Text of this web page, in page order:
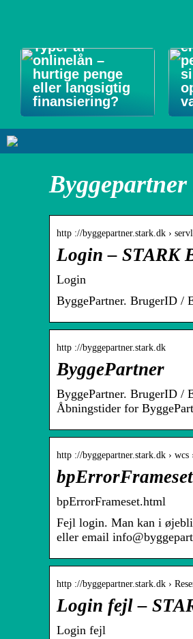
Typer af
onlinelån –
hurtige penge
eller langsigtig
finansiering?
http ://byggepartner.stark.dk ›
Login – STARK
Login
ByggePartner. BrugerID /
http ://byggepartner.stark.dk
ByggePartner
ByggePartner. BrugerID /
Åbningstider for
http ://byggepartner.stark.dk › wcs
bpErrorFrameset.html
Fejl login. Man kan i
eller email
http ://byggepartner.stark.dk ›
Login fejl –
Login fejl